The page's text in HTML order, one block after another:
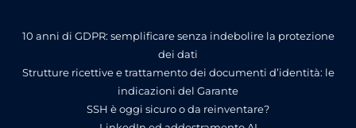
10 anni di GDPR: semplificare senza indebolire la protezione
dei dati
Strutture ricettive e trattamento dei documenti d’identità: le
indicazioni del Garante
SSH è oggi sicuro o da reinventare?